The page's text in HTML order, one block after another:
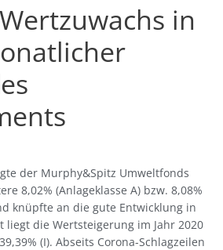
in
der Murphy&Spitz Umweltfonds
8,02% (Anlageklasse A) bzw. 8,08%
knüpfte an die gute Entwicklung in
liegt die Wertsteigerung im Jahr 2020
(I). Abseits Corona-Schlagzeilen